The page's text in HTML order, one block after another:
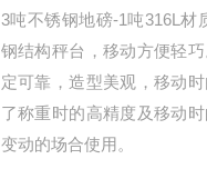
3吨不锈钢地磅-1吨316L材
钢结构秤台，移动方便轻
定可靠，造型美观，移动
了称重时的高精度及移动
变动的场合使用。